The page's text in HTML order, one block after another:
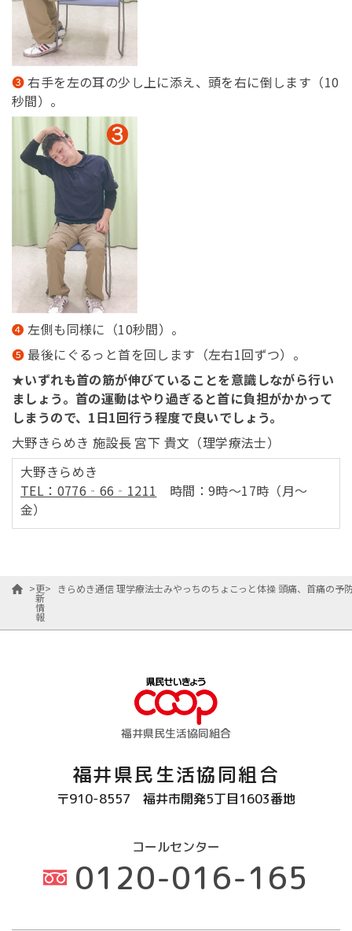
右手を左の耳の少し上に添え、頭を右に倒します（10
秒間）。
左側も同様に（10秒間）。
最後にぐるっと首を回します（左右1回ずつ）。
★いずれも首の筋が伸びていることを意識しながら行い
ましょう。首の運動はやり過ぎると首に負担がかかって
しまうので、1日1回行う程度で良いでしょう。
大野きらめき 施設長 宮下 貴文（理学療法士）
大野きらめき
TEL：0776‐66‐1211
時間：9時～17時（月～
金）
>更
新
情
報
> きらめき通信 理学療法士みやっちのちょこっと体操 頭痛、首痛の予
福井県民生活協同組合
福井県民生活協同組合
〒910-8557 福井市開発5丁目1603番地
コールセンター
0120-016-165